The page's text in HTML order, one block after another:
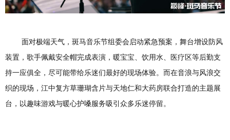
面对极端天气，斑马音乐节组委会启动紧急预案，舞台增设防风
装置， 歌手佩戴安全帽完成表演， 暖宝宝、饮用水、医疗区等后勤支
持一应俱全 ， 尽可能带给乐迷们最好的现场体验。 而在音浪与风浪交
织的现场，江中复方草珊瑚含片与天地仁和大药房联合打造的主题展
台， 以趣味游戏与暖心护嗓服务吸引众多乐迷停留 。